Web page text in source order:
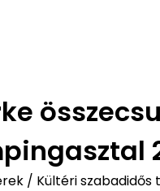
/ Kültéri szabadidős